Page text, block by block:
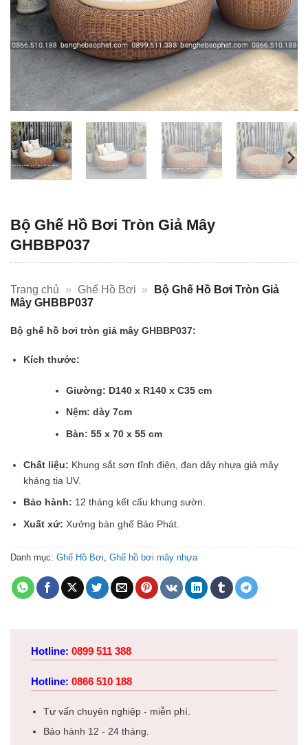
Bộ Ghế Hồ Bơi Tròn Giả Mây
GHBBP037
Trang chủ » Ghế Hồ Bơi »
Bộ Ghế Hồ Bơi Tròn Giả
Mây GHBBP037
Bộ ghế hồ bơi tròn giả mây GHBBP037:
Kích thước:
Giường: D140 x R140 x C35 cm
Nệm: dày 7cm
Bàn: 55 x 70 x 55 cm
Chất liệu: Khung sắt sơn tĩnh điện, đan dây nhựa giả mây
kháng tia UV.
Bảo hành: 12 tháng kết cấu khung sườn.
Xuất xứ: Xưởng bàn ghế Bảo Phát.
Danh mục: Ghế Hồ Bơi Ghế hồ bơi mây nhựa
Hotline: 0899 511 388
Hotline: 0866 510 188
Tư vấn chuyên nghiệp - miễn phí.
Bảo hành 12 - 24 tháng.